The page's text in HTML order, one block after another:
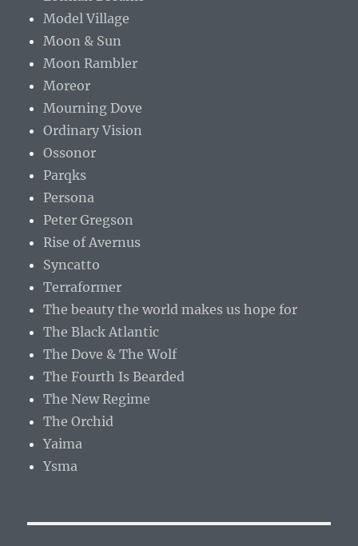
Model Village
Moon & Sun
Moon Rambler
Moreor
Mourning Dove
Ordinary Vision
Ossonor
Parqks
Persona
Peter Gregson
Rise of Avernus
Syncatto
Terraformer
The beauty the world makes us hope for
The Black Atlantic
The Dove & The Wolf
The Fourth Is Bearded
The New Regime
The Orchid
Yaima
Ysma